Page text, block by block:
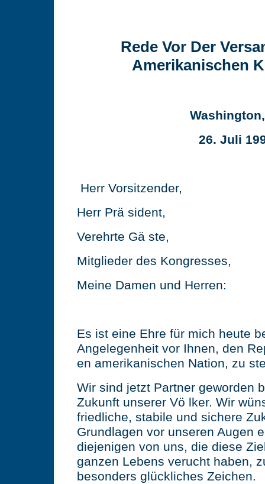
Rede Vor Der
Amerikanischen
26. Juli
Herr Vorsitzender,
Herr Prä sident,
Verehrte Gä ste,
Mitglieder des Kongresses,
Meine Damen und Herren:
Es ist eine Ehre für mich heute
Angelegenheit vor Ihnen, den
en amerikanischen Nation, zu
Wir sind jetzt Partner geworden
Zukunft unserer Vö lker. Wir
friedliche, stabile und sichere
Grundlagen vor unseren Augen
diejenigen von uns, die diese
ganzen Lebens verucht haben,
besonders glückliches Zeichen.